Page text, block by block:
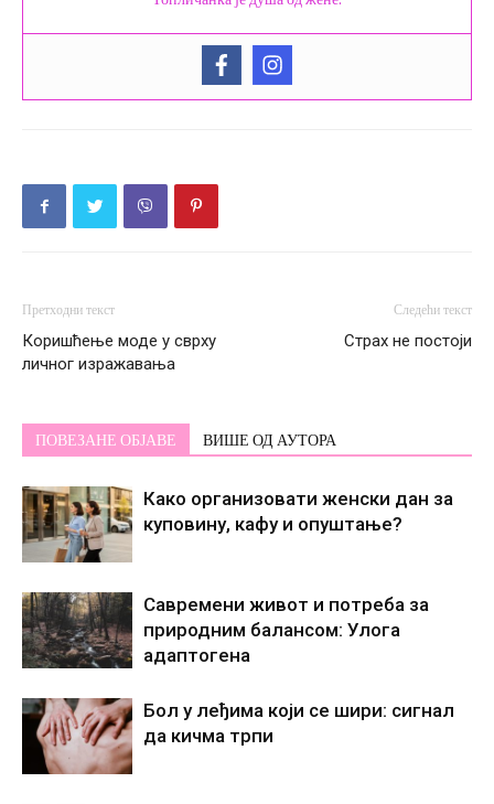
Претходни текст
Коришћење моде у сврху
личног изражавања
Следећи текст
Страх не постоји
ПОВЕЗАНЕ ОБЈАВЕ ВИШЕ ОД АУТОРА
Како организовати женски дан за
куповину, кафу и опуштање?
Савремени живот и потреба за
природним балансом: Улога
адаптогена
Бол у леђима који се шири: сигнал
да кичма трпи